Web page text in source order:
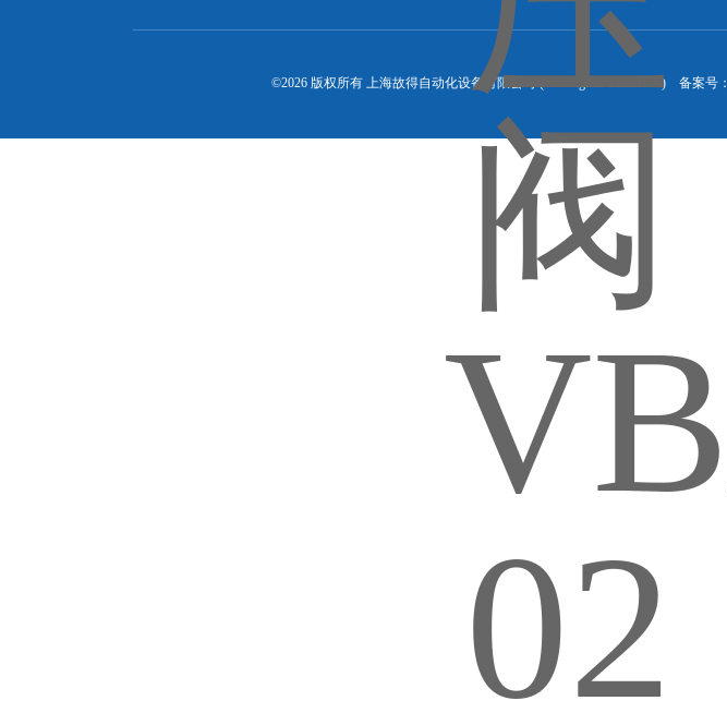
©2026 版权所有 上海故得自动化设备有限公司 ( www.gude-trade.com ) 备案号：